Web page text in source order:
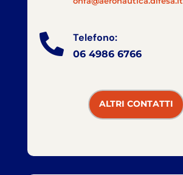
 Telefono:
06 4986 6766
ALTRI CONTATTI